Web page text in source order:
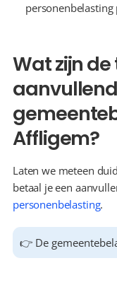
Wat zijn
Affligem?
Laten we meteen
betaal je een
personenbelasting.
👉 De